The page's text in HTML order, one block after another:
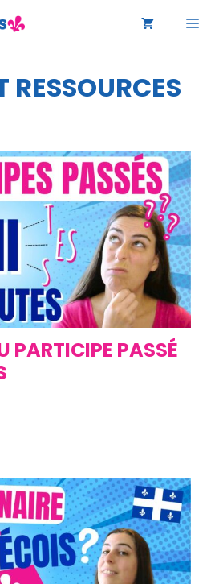
RESSOURCES
PARTICIPE PASSÉ